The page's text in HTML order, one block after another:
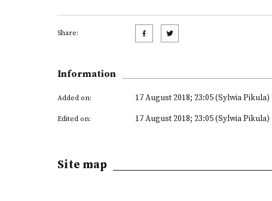
Share:
Information
Added on: 17 August 2018; 23:05 (Sylwia Pikula)
Edited on: 17 August 2018; 23:05 (Sylwia Pikula)
Site map